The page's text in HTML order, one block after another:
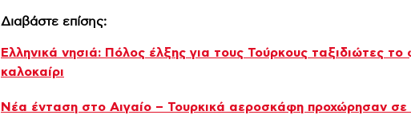
Διαβάστε επίσης:
Ελληνικά νησιά: Πόλος έλξης για τους Τούρκους ταξιδιώτες το
καλοκαίρι
Νέα ένταση στο Αιγαίο – Τουρκικά αεροσκάφη προχώρησαν σε